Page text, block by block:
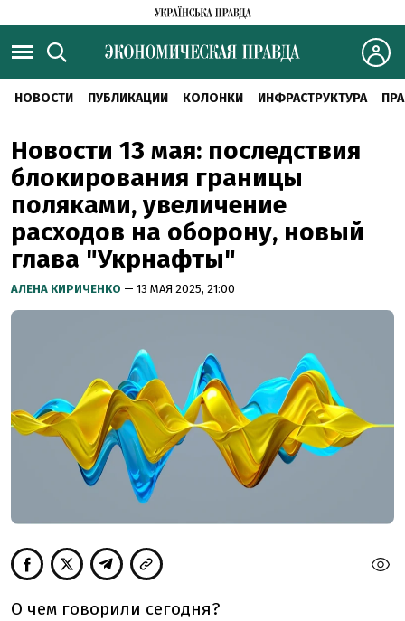
НОВОСТИ ПУБЛИКАЦИИ КОЛОНКИ ИНФРАСТРУКТУРА
Новости 13 мая: последствия
блокирования границы
поляками, увеличение
расходов на оборону, новый
глава "Укрнафты"
АЛЕНА КИРИЧЕНКО — 13 МАЯ 2025, 21:00
О чем говорили сегодня?